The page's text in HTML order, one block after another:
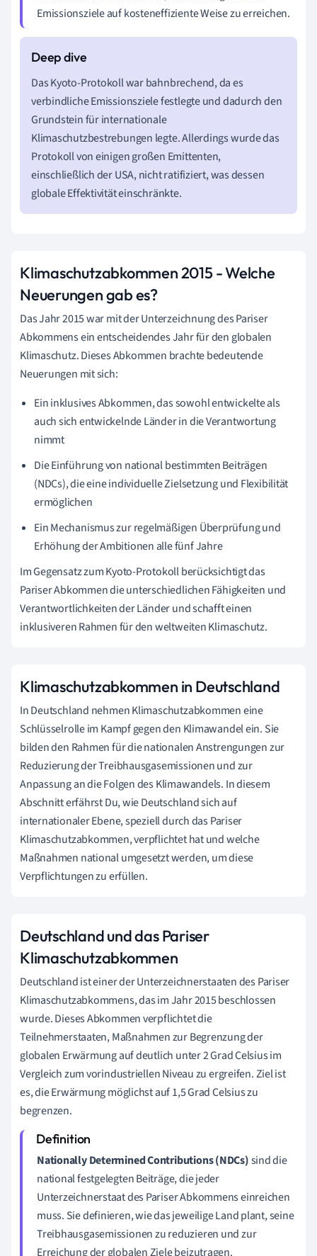
Emissionsziele auf kosteneffiziente Weise zu erreichen.
Das Kyoto-Protokoll war bahnbrechend, da es
verbindliche Emissionsziele festlegte und dadurch den
Grundstein für internationale
Klimaschutzbestrebungen legte. Allerdings wurde das
Protokoll von einigen großen Emittenten,
einschließlich der USA, nicht ratifiziert, was dessen
globale Effektivität einschränkte.
Klimaschutzabkommen 2015 - Welche
Neuerungen gab es?
Das Jahr 2015 war mit der Unterzeichnung des Pariser
Abkommens ein entscheidendes Jahr für den globalen
Klimaschutz. Dieses Abkommen brachte bedeutende
Neuerungen mit sich:
Ein inklusives Abkommen, das sowohl entwickelte als
auch sich entwickelnde Länder in die Verantwortung
nimmt
Die Einführung von national bestimmten Beiträgen
(NDCs), die eine individuelle Zielsetzung und Flexibilität
ermöglichen
Ein Mechanismus zur regelmäßigen Überprüfung und
Erhöhung der Ambitionen alle fünf Jahre
Im Gegensatz zum Kyoto-Protokoll berücksichtigt das
Pariser Abkommen die unterschiedlichen Fähigkeiten und
Verantwortlichkeiten der Länder und schafft einen
inklusiveren Rahmen für den weltweiten Klimaschutz.
Klimaschutzabkommen in Deutschland
In Deutschland nehmen Klimaschutzabkommen eine
Schlüsselrolle im Kampf gegen den Klimawandel ein. Sie
bilden den Rahmen für die nationalen Anstrengungen zur
Reduzierung der Treibhausgasemissionen und zur
Anpassung an die Folgen des Klimawandels. In diesem
Abschnitt erfährst Du, wie Deutschland sich auf
internationaler Ebene, speziell durch das Pariser
Klimaschutzabkommen, verpflichtet hat und welche
Maßnahmen national umgesetzt werden, um diese
Verpflichtungen zu erfüllen.
Deutschland und das Pariser
Klimaschutzabkommen
Deutschland ist einer der Unterzeichnerstaaten des Pariser
Klimaschutzabkommens, das im Jahr 2015 beschlossen
wurde. Dieses Abkommen verpflichtet die
Teilnehmerstaaten, Maßnahmen zur Begrenzung der
globalen Erwärmung auf deutlich unter 2 Grad Celsius im
Vergleich zum vorindustriellen Niveau zu ergreifen. Ziel ist
es, die Erwärmung möglichst auf 1,5 Grad Celsius zu
begrenzen.
Nationally Determined Contributions (NDCs)sind die
national festgelegten Beiträge, die jeder
Unterzeichnerstaat des Pariser Abkommens einreichen
muss. Sie definieren, wie das jeweilige Land plant, seine
Treibhausgasemissionen zu reduzieren und zur
Erreichung der globalen Ziele beizutragen.